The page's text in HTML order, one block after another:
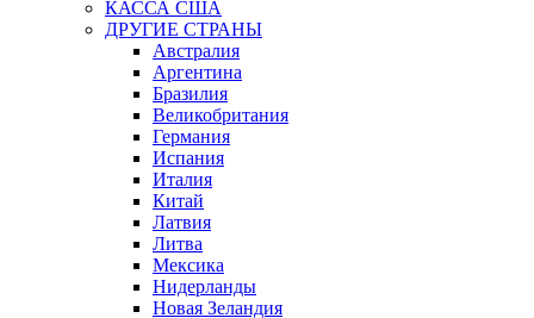
КАССА США
ДРУГИЕ СТРАНЫ
Австралия
Аргентина
Бразилия
Великобритания
Германия
Испания
Италия
Китай
Латвия
Литва
Мексика
Нидерланды
Новая Зеландия